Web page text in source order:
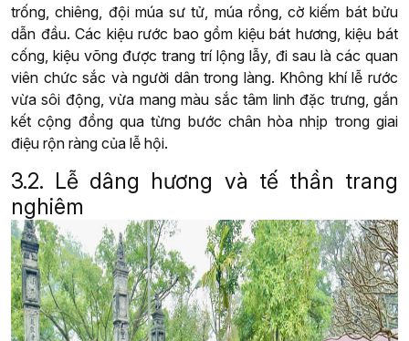
trống, chiêng, đội múa sư tử, múa rồng, cờ kiếm bát bửu
dẫn đầu. Các kiệu rước bao gồm kiệu bát hương, kiệu bát
cống, kiệu võng được trang trí lộng lẫy, đi sau là các quan
viên chức sắc và người dân trong làng. Không khí lễ rước
vừa sôi động, vừa mang màu sắc tâm linh đặc trưng, gắn
kết cộng đồng qua từng bước chân hòa nhịp trong giai
điệu rộn ràng của lễ hội.
3.2. Lễ dâng hương và tế thần trang
nghiêm